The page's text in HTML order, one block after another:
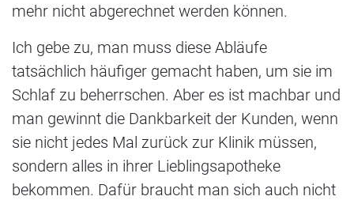
mehr nicht abgerechnet werden können.
Ich gebe zu, man muss diese Abläufe
tatsächlich häufiger gemacht haben, um sie im
Schlaf zu beherrschen. Aber es ist machbar und
man gewinnt die Dankbarkeit der Kunden, wenn
sie nicht jedes Mal zurück zur Klinik müssen,
sondern alles in ihrer Lieblingsapotheke
bekommen. Dafür braucht man sich auch nicht